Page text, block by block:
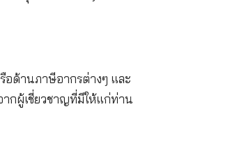
ะจากเว็บไซต์นี้อย่างสมบูรณ์ โดย เคดับ
เว็บไซต์นี้มิให้ถือเป็นการอนุมัติรับรองใ